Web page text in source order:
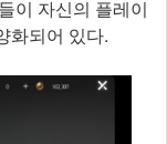
이 자신의 플레이
화되어 있다.